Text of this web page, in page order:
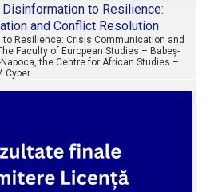
to Resilience:
and Conflict Resolution
Resilience: Crisis Communication and
Faculty of European Studies – Babeș-
the Centre for African Studies –
Cyber …